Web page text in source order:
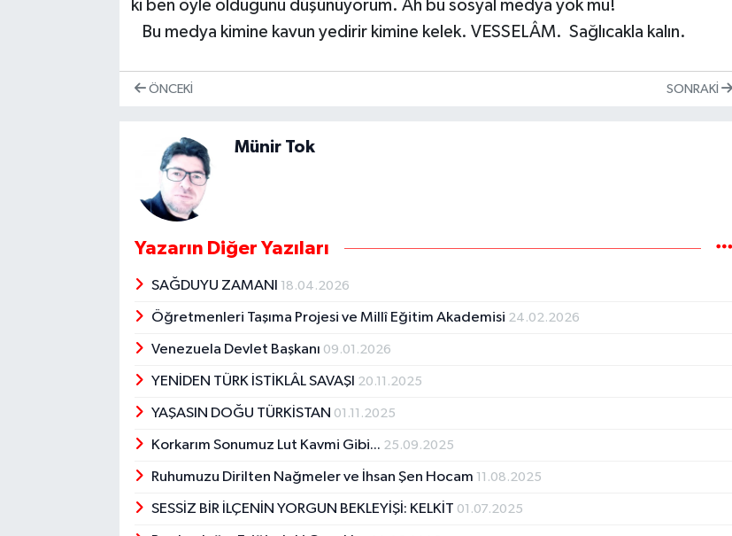
ki ben öyle olduğunu düşünüyorum. Ah bu sosyal medya yok mu!
Bu medya kimine kavun yedirir kimine kelek. VESSELÂM. Sağlıcakla kalın.
ÖNCEKI SONRAKI
Münir Tok
Yazarın Diğer Yazıları
SAĞDUYU ZAMANI 18.04.2026
Öğretmenleri Taşıma Projesi ve Millî Eğitim Akademisi 24.02.2026
Venezuela Devlet Başkanı 09.01.2026
YENİDEN TÜRK İSTİKLÂL SAVAŞI 20.11.2025
YAŞASIN DOĞU TÜRKİSTAN 01.11.2025
Korkarım Sonumuz Lut Kavmi Gibi... 25.09.2025
Ruhumuzu Dirilten Nağmeler ve İhsan Şen Hocam 11.08.2025
SESSİZ BİR İLÇENİN YORGUN BEKLEYİŞİ: KELKİT 01.07.2025